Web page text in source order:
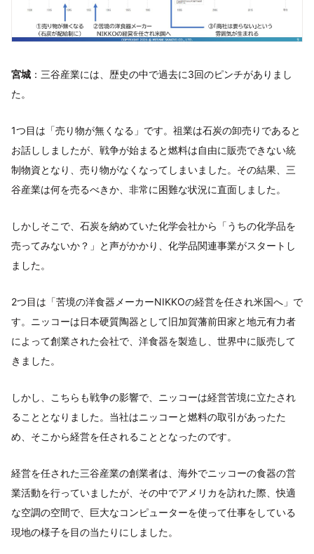
宮城 ：三谷産業には、歴史の中で過去に3回のピンチがありまし
た。
1つ目は「売り物が無くなる」です。祖業は石炭の卸売りであると
お話ししましたが、戦争が始まると燃料は自由に販売できない統
制物資となり、売り物がなくなってしまいました。その結果、三
谷産業は何を売るべきか、非常に困難な状況に直面しました。
しかしそこで、石炭を納めていた化学会社から「うちの化学品を
売ってみないか？」と声がかかり、化学品関連事業がスタートし
ました。
2つ目は「苦境の洋食器メーカーNIKKOの経営を任され米国へ」で
す。ニッコーは日本硬質陶器として旧加賀藩前田家と地元有力者
によって創業された会社で、洋食器を製造し、世界中に販売して
きました。
しかし、こちらも戦争の影響で、ニッコーは経営苦境に立たされ
ることとなりました。当社はニッコーと燃料の取引があったた
め、そこから経営を任されることとなったのです。
経営を任された三谷産業の創業者は、海外でニッコーの食器の営
業活動を行っていましたが、その中でアメリカを訪れた際、快適
な空調の空間で、巨大なコンピューターを使って仕事をしている
現地の様子を目の当たりにしました。